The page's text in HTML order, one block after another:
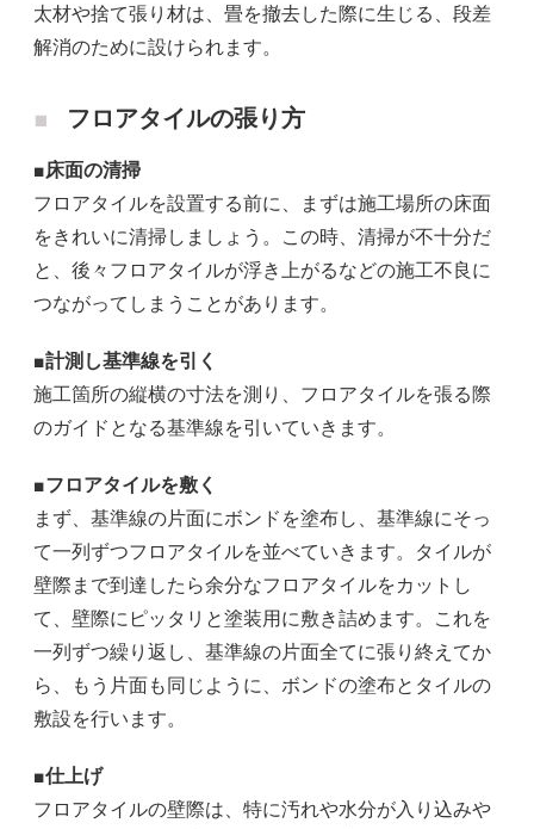
太材や捨て張り材は、畳を撤去した際に生じる、段差
解消のために設けられます。
フロアタイルの張り方
■床面の清掃
フロアタイルを設置する前に、まずは施工場所の床面
をきれいに清掃しましょう。この時、清掃が不十分だ
と、後々フロアタイルが浮き上がるなどの施工不良に
つながってしまうことがあります。
■計測し基準線を引く
施工箇所の縦横の寸法を測り、フロアタイルを張る際
のガイドとなる基準線を引いていきます。
■フロアタイルを敷く
まず、基準線の片面にボンドを塗布し、基準線にそっ
て一列ずつフロアタイルを並べていきます。タイルが
壁際まで到達したら余分なフロアタイルをカットし
て、壁際にピッタリと塗装用に敷き詰めます。これを
一列ずつ繰り返し、基準線の片面全てに張り終えてか
ら、もう片面も同じように、ボンドの塗布とタイルの
敷設を行います。
■仕上げ
フロアタイルの壁際は、特に汚れや水分が入り込みや